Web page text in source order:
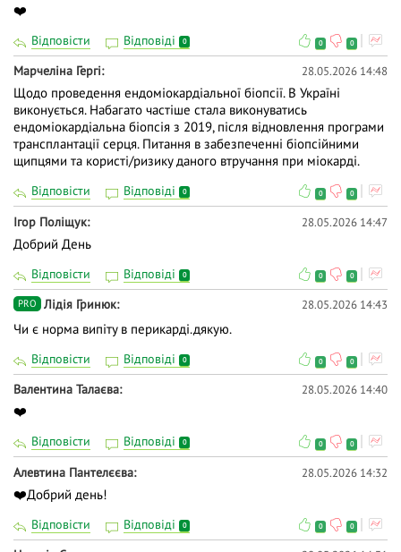
❤️
Відповісти Відповіді 0 0 0
Марчеліна Гергі 28.05.2026 14:48
Щодо проведення ендоміокардіальної біопсії. В Україні
виконується. Набагато частіше стала виконуватись
ендоміокардіальна біопсія з 2019, після відновлення програми
трансплантації серця. Питання в забезпеченні біопсійними
щипцями та користі/ризику даного втручання при міокарді.
Відповісти Відповіді 0 0 0
Ігор Поліщук 28.05.2026 14:47
Добрий День
Відповісти Відповіді 0 0 0
PRO Лідія Гринюк 28.05.2026 14:43
Чи є норма випіту в перикарді.дякую.
Відповісти Відповіді 0 0 0
Валентина Талаєва 28.05.2026 14:40
❤️
Відповісти Відповіді 0 0 0
Алевтина Пантелєєва 28.05.2026 14:32
❤️Добрий день!
Відповісти Відповіді 0 0 0